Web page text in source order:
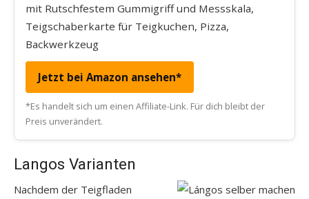
mit Rutschfestem Gummigriff und Messskala,
Teigschaberkarte für Teigkuchen, Pizza,
Backwerkzeug
Jetzt bei Amazon ansehen*
*Es handelt sich um einen Affiliate-Link. Für dich bleibt der
Preis unverändert.
Langos Varianten
Nachdem der Teigfladen